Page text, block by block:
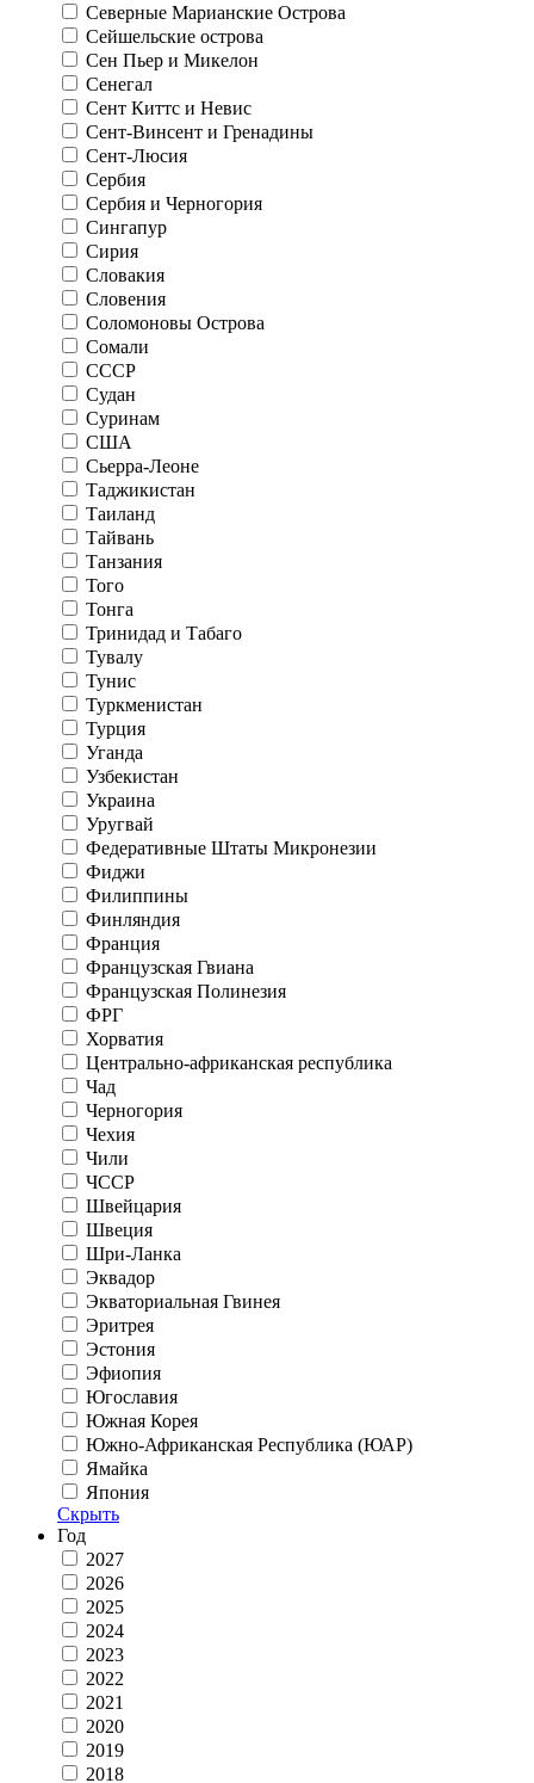
Северные Марианские Острова
Сейшельские острова
Сен Пьер и Микелон
Сенегал
Сент Киттс и Невис
Сент-Винсент и Гренадины
Сент-Люсия
Сербия
Сербия и Черногория
Сингапур
Сирия
Словакия
Словения
Соломоновы Острова
Сомали
СССР
Судан
Суринам
США
Сьерра-Леоне
Таджикистан
Таиланд
Тайвань
Танзания
Того
Тонга
Тринидад и Табаго
Тувалу
Тунис
Туркменистан
Турция
Уганда
Узбекистан
Украина
Уругвай
Федеративные Штаты Микронезии
Фиджи
Филиппины
Финляндия
Франция
Французская Гвиана
Французская Полинезия
ФРГ
Хорватия
Центрально-африканская республика
Чад
Черногория
Чехия
Чили
ЧССР
Швейцария
Швеция
Шри-Ланка
Эквадор
Экваториальная Гвинея
Эритрея
Эстония
Эфиопия
Югославия
Южная Корея
Южно-Африканская Республика (ЮАР)
Ямайка
Япония
Скрыть
Год
2027
2026
2025
2024
2023
2022
2021
2020
2019
2018